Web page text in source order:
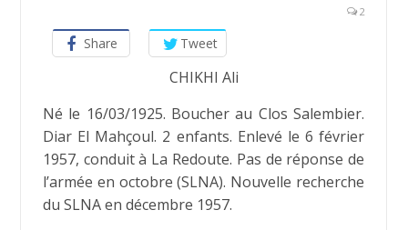
2
Share Tweet
CHIKHI Ali
Né le 16/03/1925. Boucher au Clos Salembier.
Diar El Mahçoul. 2 enfants. Enlevé le 6 février
1957, conduit à La Redoute. Pas de réponse de
l’armée en octobre (SLNA). Nouvelle recherche
du SLNA en décembre 1957.